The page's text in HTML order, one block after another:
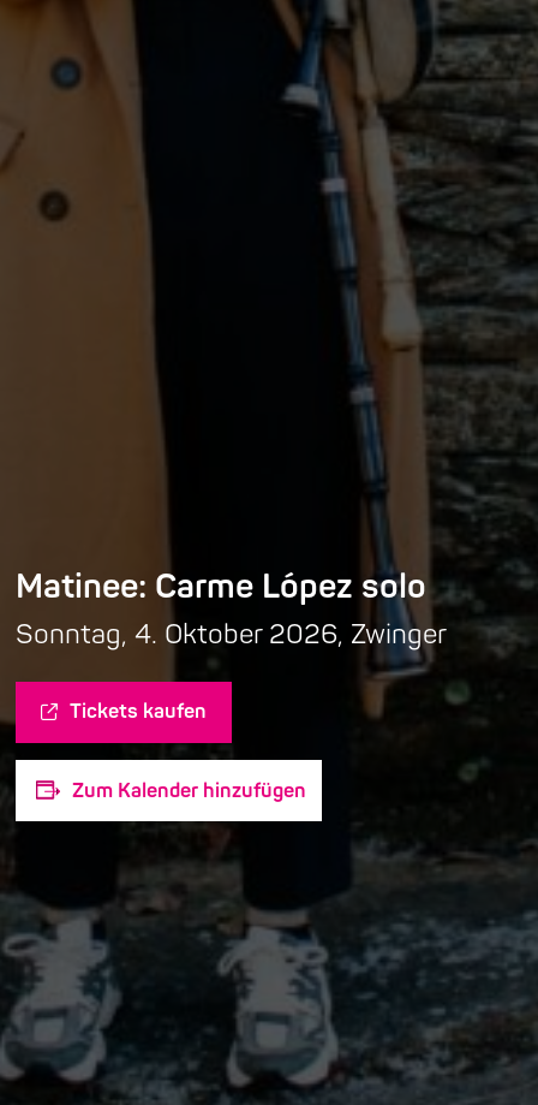
Matinee: Carme López solo
Sonntag, 4. Oktober 2026, Zwinger
Tickets kaufen
Zum Kalender hinzufügen